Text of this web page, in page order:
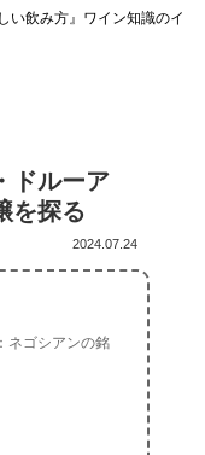
い飲み方』ワイン知識のイ
ドルーア
を探る
2024.07.24
ネゴシアンの銘